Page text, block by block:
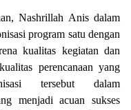
Nashrillah Anis dalam
program satu dengan
kualitas kegiatan dan
perencanaan yang
tersebut dalam
menjadi acuan sukses